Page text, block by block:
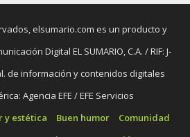
elsumario.com es un producto y
Digital EL SUMARIO, C.A. / RIF: J-
de información y contenidos digitales
Agencia EFE / EFE Servicios
y estética Buen humor
Comunidad